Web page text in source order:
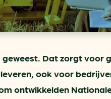
Dat zorgt voor
ook voor
ontwikkelden